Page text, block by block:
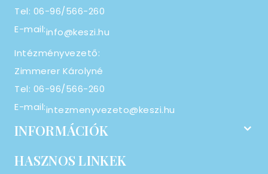
Tel: 06-96/566-260
E-mail:info@keszi.hu
Intézményvezető:
Zimmerer Károlyné
Tel: 06-96/566-260
E-mail:intezmenyvezeto@keszi.hu
INFORMÁCIÓK
HASZNOS LINKEK